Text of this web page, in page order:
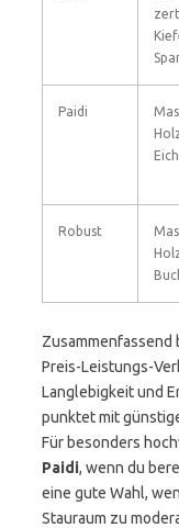
Paidi
Robust
Zusammenfassend
Preis-Leistungs-
Langlebigkeit und
punktet mit
Für besonders
Paidi, wenn du
eine gute Wahl,
Stauraum zu